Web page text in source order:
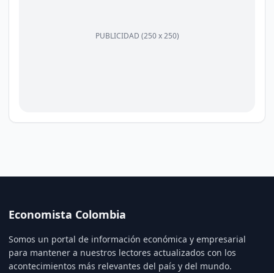
PUBLICIDAD (250 x 250)
Economista Colombia
Somos un portal de información económica y empresarial
para mantener a nuestros lectores actualizados con los
acontecimientos más relevantes del país y del mundo.